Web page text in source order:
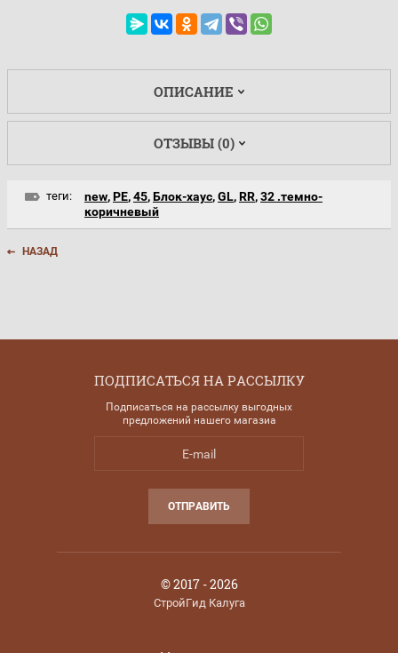
ОПИСАНИЕ
ОТЗЫВЫ (0)
теги: new,PE,45,Блок-хаус,GL,RR,32 .темно-
коричневый
НАЗАД
ПОДПИСАТЬСЯ НА РАССЫЛКУ
Подписаться на рассылку выгодных
предложений нашего магазиа
ОТПРАВИТЬ
© 2017 - 2026
СтройГид Калуга